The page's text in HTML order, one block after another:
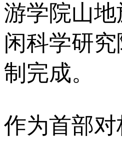
游学院山
闲科学研
制完成。
作为首部对